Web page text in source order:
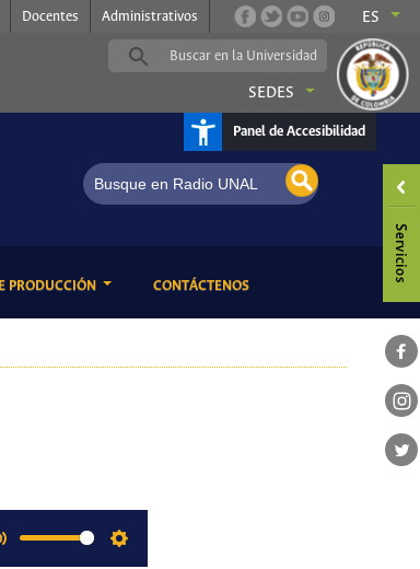
Docentes Administrativos ES
SEDES
Panel de Accesibilidad
música
PRODUCCIÓN CONTÁCTENOS(CURRENT)